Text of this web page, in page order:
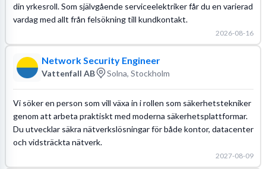
din yrkesroll. Som självgående serviceelektriker får du en varierad
vardag med allt från felsökning till kundkontakt.
2026-08-16
Network Security Engineer
Vattenfall AB Solna, Stockholm
Vi söker en person som vill växa in i rollen som säkerhetstekniker
genom att arbeta praktiskt med moderna säkerhetsplattformar.
Du utvecklar säkra nätverkslösningar för både kontor, datacenter
och vidsträckta nätverk.
2027-08-09